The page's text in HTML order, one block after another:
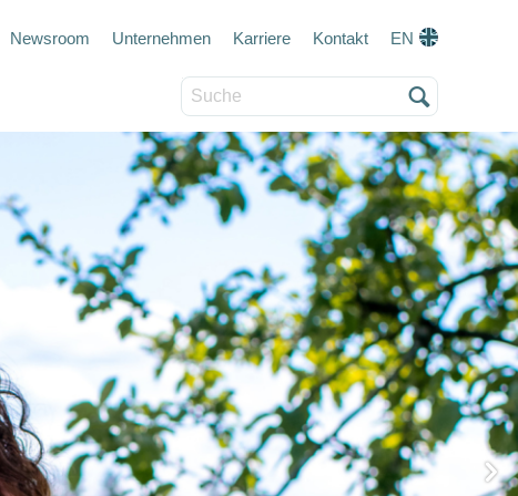
Meta navigation
Newsroom Unternehmen Karriere Kontakt EN